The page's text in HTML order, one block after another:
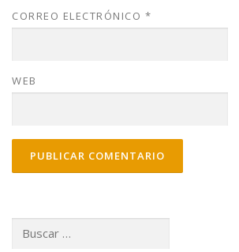
CORREO ELECTRÓNICO *
WEB